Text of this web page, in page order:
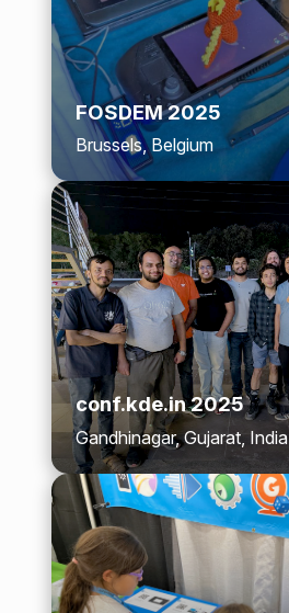
FOSDEM 2025
Brussels, Belgium
conf.kde.in 2025
Gandhinagar, Gujarat, India